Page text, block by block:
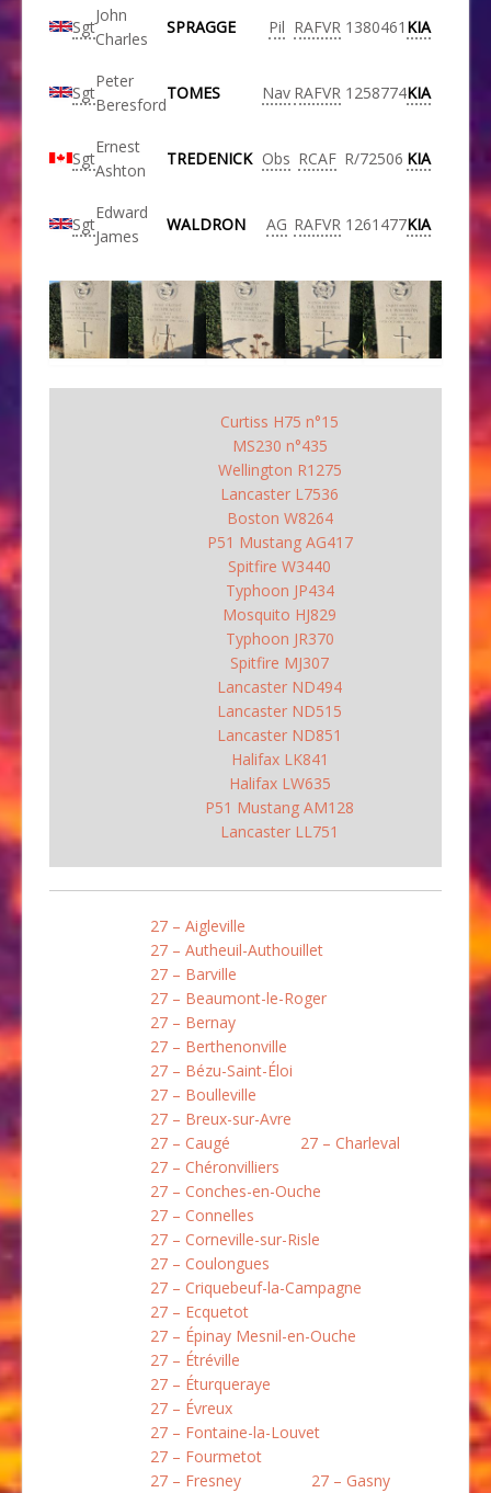
Sgt
John
Charles
SPRAGGE Pil RAFVR 1380461 KIA
Sgt
Peter
Beresford
TOMES Nav RAFVR 1258774KIA
Sgt
Ernest
Ashton
TREDENICK Obs RCAF R/72506 KIA
Sgt
Edward
James
WALDRON AG RAFVR 1261477KIA
Curtiss H75 n°15
MS230 n°435
Wellington R1275
Lancaster L7536
Boston W8264
P51 Mustang AG417
Spitfire W3440
Typhoon JP434
Mosquito HJ829
Typhoon JR370
Spitfire MJ307
Lancaster ND494
Lancaster ND515
Lancaster ND851
Halifax LK841
Halifax LW635
P51 Mustang AM128
Lancaster LL751
27 – Aigleville
27 – Autheuil-Authouillet
27 – Barville
27 – Beaumont-le-Roger
27 – Bernay
27 – Berthenonville
27 – Bézu-Saint-Éloi
27 – Boulleville
27 – Breux-sur-Avre
27 – Caugé
27 – Charleval
27 – Chéronvilliers
27 – Conches-en-Ouche
27 – Connelles
27 – Corneville-sur-Risle
27 – Coulongues
27 – Criquebeuf-la-Campagne
27 – Ecquetot
27 – Épinay Mesnil-en-Ouche
27 – Étréville
27 – Éturqueraye
27 – Évreux
27 – Fontaine-la-Louvet
27 – Fourmetot
27 – Fresney
27 – Gasny